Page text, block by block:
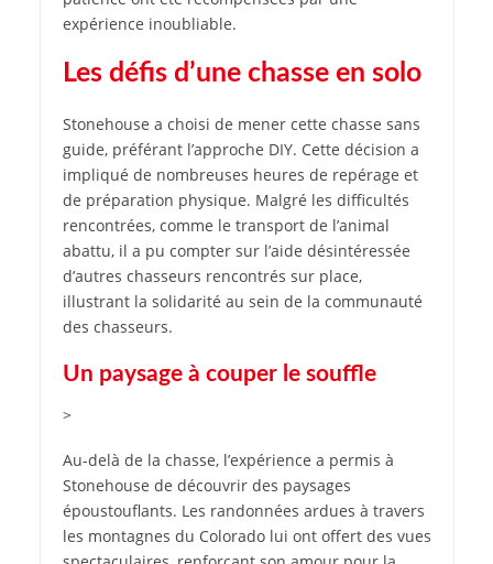
expérience inoubliable.
Les défis d’une chasse en solo
Stonehouse a choisi de mener cette chasse sans
guide, préférant l’approche DIY. Cette décision a
impliqué de nombreuses heures de repérage et
de préparation physique. Malgré les difficultés
rencontrées, comme le transport de l’animal
abattu, il a pu compter sur l’aide désintéressée
d’autres chasseurs rencontrés sur place,
illustrant la solidarité au sein de la communauté
des chasseurs.
Un paysage à couper le souffle
>
Au-delà de la chasse, l’expérience a permis à
Stonehouse de découvrir des paysages
époustouflants. Les randonnées ardues à travers
les montagnes du Colorado lui ont offert des vues